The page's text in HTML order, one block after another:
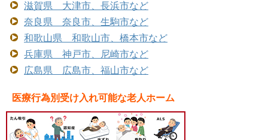
滋賀県 大津市、長浜市など
奈良県 奈良市、生駒市など
和歌山県 和歌山市、橋本市など
兵庫県 神戸市、尼崎市など
広島県 広島市、福山市など
医療行為別受け入れ可能な老人ホーム